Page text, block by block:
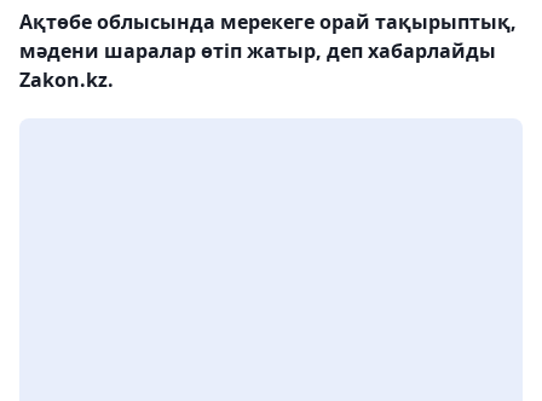
Ақтөбе облысында мерекеге орай тақырыптық,
мәдени шаралар өтіп жатыр, деп хабарлайды
Zakon.kz.